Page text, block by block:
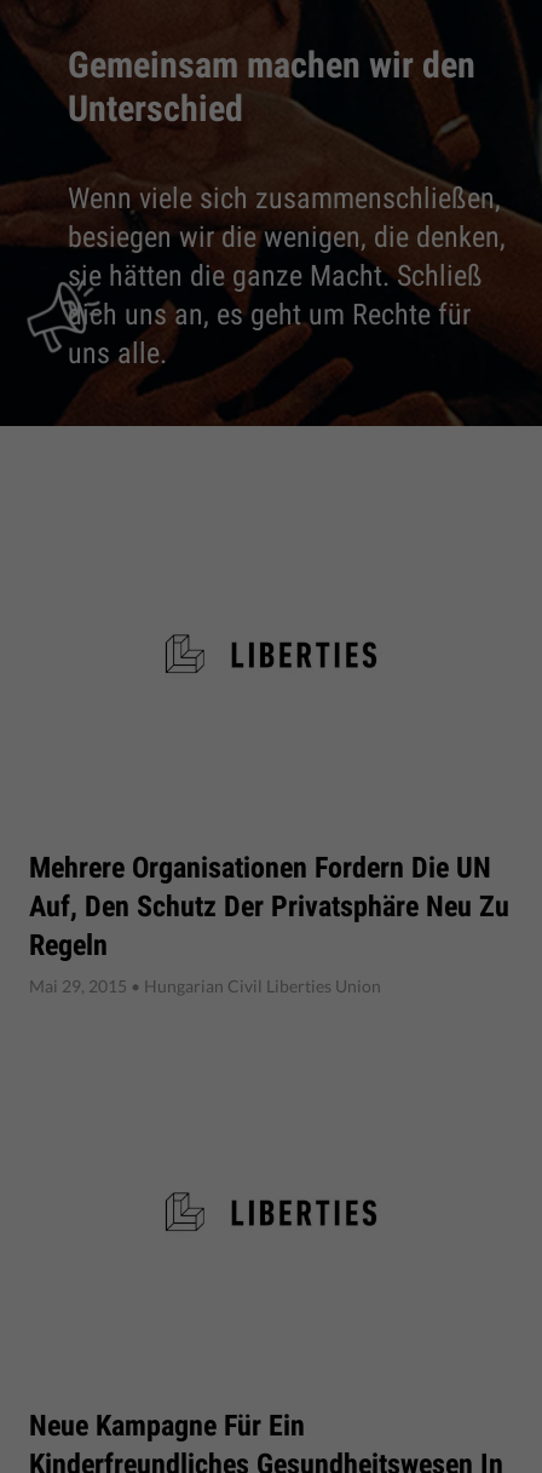
Gemeinsam machen wir den
Unterschied
Wenn viele sich zusammenschließen,
besiegen wir die wenigen, die denken,
sie hätten die ganze Macht. Schließ
dich uns an, es geht um Rechte für
uns alle.
Mehrere Organisationen Fordern Die UN
Auf, Den Schutz Der Privatsphäre Neu Zu
Regeln
Mai 29, 2015 • Hungarian Civil Liberties Union
Neue Kampagne Für Ein
Kinderfreundliches Gesundheitswesen In